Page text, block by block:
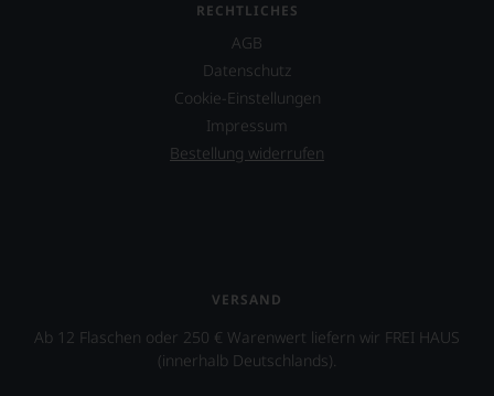
RECHTLICHES
AGB
Datenschutz
Cookie-Einstellungen
Impressum
Bestellung widerrufen
VERSAND
Ab 12 Flaschen oder 250 € Warenwert liefern wir FREI HAUS
(innerhalb Deutschlands).